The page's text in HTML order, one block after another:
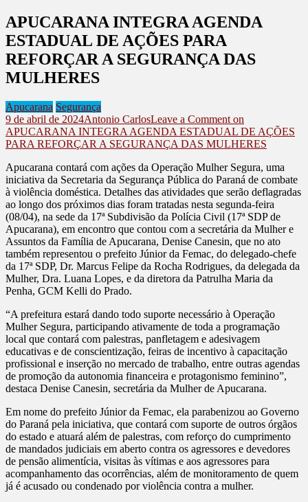
APUCARANA INTEGRA AGENDA
ESTADUAL DE AÇÕES PARA
REFORÇAR A SEGURANÇA DAS
MULHERES
Apucarana Segurança
9 de abril de 2024Antonio CarlosLeave a Comment on
APUCARANA INTEGRA AGENDA ESTADUAL DE AÇÕES
PARA REFORÇAR A SEGURANÇA DAS MULHERES
Apucarana contará com ações da Operação Mulher Segura, uma
iniciativa da Secretaria da Segurança Pública do Paraná de combate
à violência doméstica. Detalhes das atividades que serão deflagradas
ao longo dos próximos dias foram tratadas nesta segunda-feira
(08/04), na sede da 17ª Subdivisão da Polícia Civil (17ª SDP de
Apucarana), em encontro que contou com a secretária da Mulher e
Assuntos da Família de Apucarana, Denise Canesin, que no ato
também representou o prefeito Júnior da Femac, do delegado-chefe
da 17ª SDP, Dr. Marcus Felipe da Rocha Rodrigues, da delegada da
Mulher, Dra. Luana Lopes, e da diretora da Patrulha Maria da
Penha, GCM Kelli do Prado.
“A prefeitura estará dando todo suporte necessário à Operação
Mulher Segura, participando ativamente de toda a programação
local que contará com palestras, panfletagem e adesivagem
educativas e de conscientização, feiras de incentivo à capacitação
profissional e inserção no mercado de trabalho, entre outras agendas
de promoção da autonomia financeira e protagonismo feminino”,
destaca Denise Canesin, secretária da Mulher de Apucarana.
Em nome do prefeito Júnior da Femac, ela parabenizou ao Governo
do Paraná pela iniciativa, que contará com suporte de outros órgãos
do estado e atuará além de palestras, com reforço do cumprimento
de mandados judiciais em aberto contra os agressores e devedores
de pensão alimentícia, visitas às vítimas e aos agressores para
acompanhamento das ocorrências, além de monitoramento de quem
já é acusado ou condenado por violência contra a mulher.